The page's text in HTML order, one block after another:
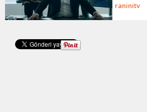
raninitv